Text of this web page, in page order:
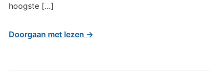
hoogste […]
Doorgaan met lezen →